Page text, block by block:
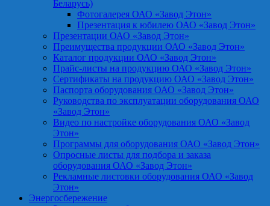
Беларусь)
Фотогалерея ОАО «Завод Этон»
Презентация к юбилею ОАО «Завод Этон»
Презентации ОАО «Завод Этон»
Преимущества продукции ОАО «Завод Этон»
Каталог продукции ОАО «Завод Этон»
Прайс-листы на продукцию ОАО «Завод Этон»
Сертификаты на продукцию ОАО «Завод Этон»
Паспорта оборудования ОАО «Завод Этон»
Руководства по эксплуатации оборудования ОАО
«Завод Этон»
Видео по настройке оборудования ОАО «Завод
Этон»
Программы для оборудования ОАО «Завод Этон»
Опросные листы для подбора и заказа
оборудования ОАО «Завод Этон»
Рекламные листовки оборудования ОАО «Завод
Этон»
Энергосбережение